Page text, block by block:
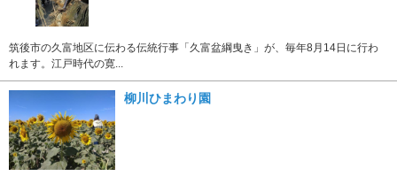
筑後市の久富地区に伝わる伝統行事「久富盆綱曳き」が、毎年8月14日に行わ
れます。江戸時代の寛...
柳川ひまわり園